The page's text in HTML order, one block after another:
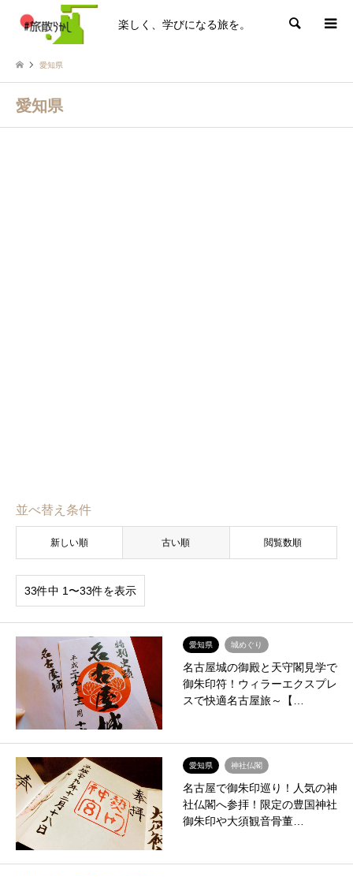
楽しく、学びになる旅を。 検索
愛知県
愛知県
並べ替え条件
新しい順 古い順 閲覧数順
33件中 1〜33件を表示
愛知県 城めぐり
名古屋城の御殿と天守閣見学で
御朱印符！ウィラーエクスプレ
スで快適名古屋旅～【…
愛知県 神社仏閣
名古屋で御朱印巡り！人気の神
社仏閣へ参拝！限定の豊国神社
御朱印や大須観音骨董…